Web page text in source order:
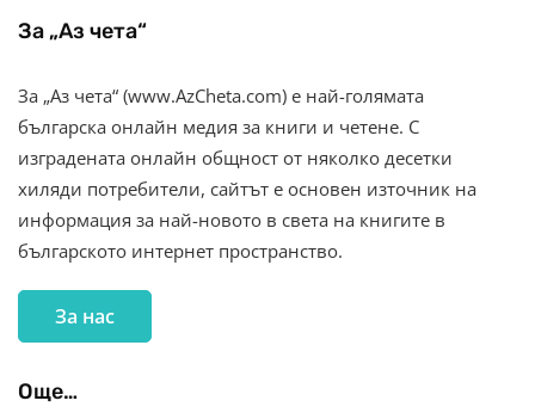
За „Аз чета“
За „Аз чета“ (www.AzCheta.com) е най-голямата
българска онлайн медия за книги и четене. С
изградената онлайн общност от няколко десетки
хиляди потребители, сайтът е основен източник на
информация за най-новото в света на книгите в
българското интернет пространство.
За нас
Още…